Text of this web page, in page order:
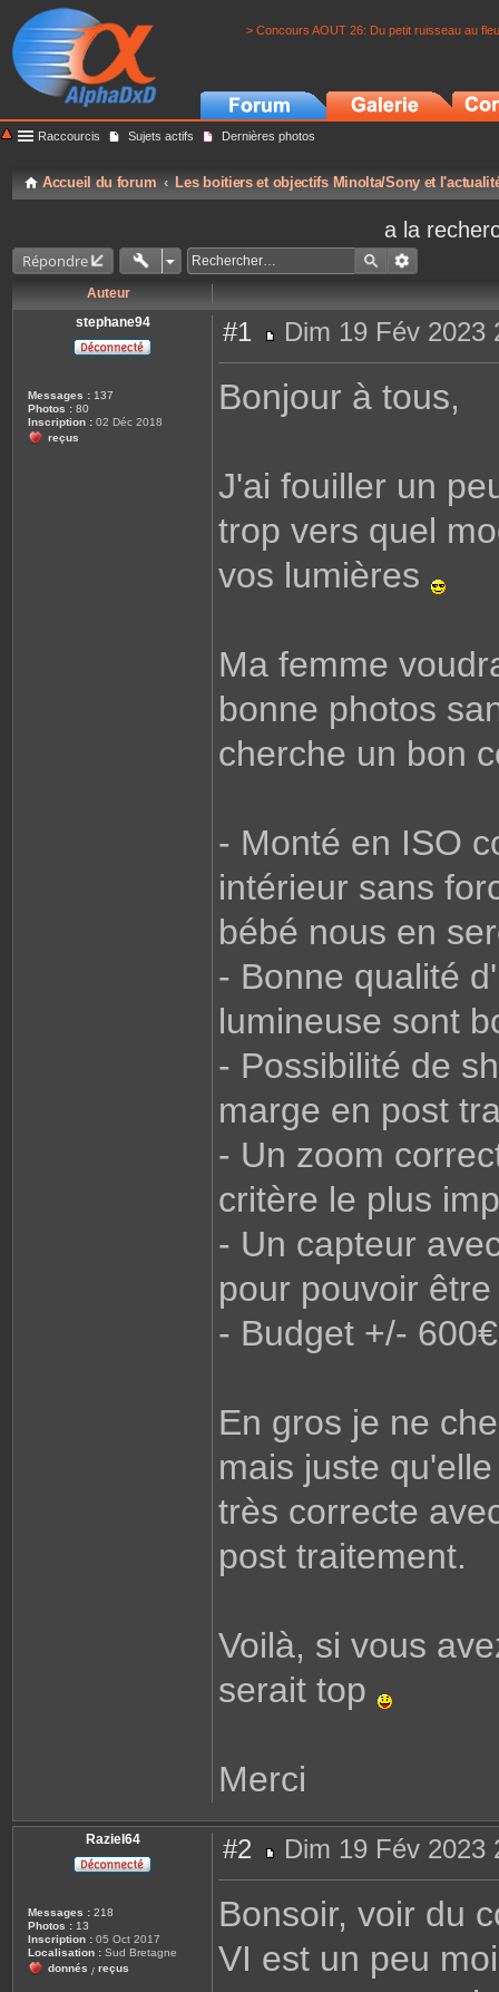
> Concours AOUT 26: Du petit ruisseau au
Raccourcis Sujets actifs Dernières photos
Accueil du forum Les boitiers et objectifs Minolta/Sony et
a la
Répondre
Auteur
stephane94
Messages : 137
Photos : 80
Inscription : 02 Déc 2018
reçus
#1
e
g
Dim 19 Fév 2023
Bonjour à tous,
J'ai fouiller un
trop vers quel
vos lumières
Ma femme
bonne photos
cherche un bon
- Monté en ISO
intérieur sans
bébé nous en
- Bonne qualité
lumineuse sont
- Possibilité de
marge en post
- Un zoom
critère le plus
- Un capteur
pour pouvoir
- Budget +/-
En gros je ne
mais juste
très correcte
post traitement.
Voilà, si vous
serait top
Merci
Raziel64
Messages : 218
Photos : 13
Inscription : 05 Oct 2017
Localisation : Sud Bretagne
donnés / reçus
#2
e
Dim 19 Fév 2023
Bonsoir, voir du
VI est un peu